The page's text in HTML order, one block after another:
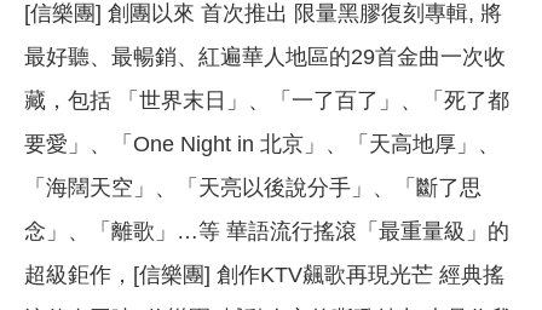
[信樂團] 創團以來 首次推出 限量黑膠復刻專輯, 將
最好聽、最暢銷、紅遍華人地區的29首金曲一次收
藏，包括 「世界末日」、「一了百了」、「死了都
要愛」、「One Night in 北京」、「天高地厚」、
「海闊天空」、「天亮以後說分手」、「斷了思
念」、「離歌」…等 華語流行搖滾「最重量級」的
超級鉅作，[信樂團] 創作KTV飆歌再現光芒 經典搖